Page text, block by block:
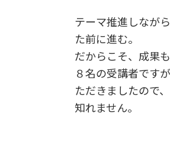
テーマ推進しなが
た前に進む。
だからこそ、成果も
８名の受講者です
ただきましたので
知れません。